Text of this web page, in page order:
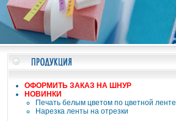
ОФОРМИТЬ ЗАКАЗ НА ШНУР
НОВИНКИ
Печать белым цветом по цветной ленте
Нарезка ленты на отрезки